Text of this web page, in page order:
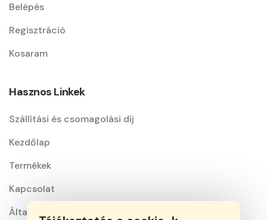
Belépés
Regisztráció
Kosaram
Hasznos Linkek
Szállítási és csomagolási díj
Kezdőlap
Termékek
Kapcsolat
Általános szerződési feltételek